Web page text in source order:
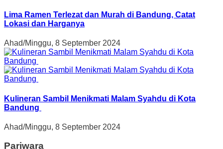
Lima Ramen Terlezat dan Murah di Bandung, Catat
Lokasi dan Harganya
Ahad/Minggu, 8 September 2024
Kulineran Sambil Menikmati Malam Syahdu di Kota
Bandung
Ahad/Minggu, 8 September 2024
Pariwara